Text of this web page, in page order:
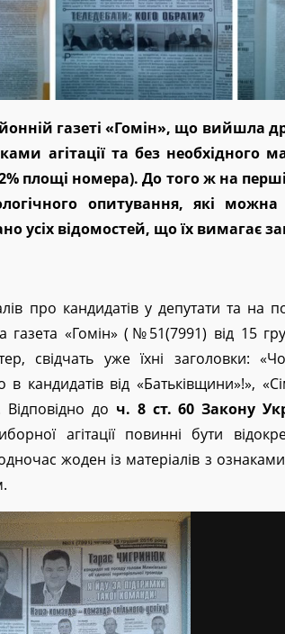
газеті «Гомін», що вийшла
агітації та без необхідного
площі номера). До того ж на
опитування, які
усіх відомостей, що їх вимагає
про кандидатів у депутати та
газета «Гомін» (№51(7991) від 15
свідчать уже їхні заголовки:
в кандидатів від «Батьківщини»!»,
до ч. 8 ст. 60 Закону
агітації повинні бути
жоден із матеріалів з